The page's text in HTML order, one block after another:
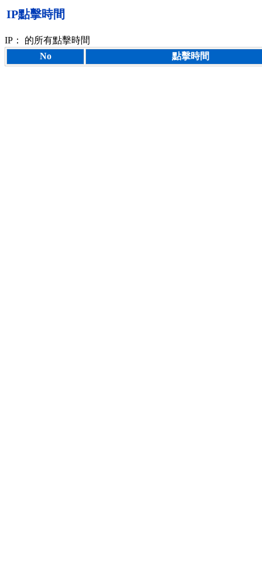
IP點擊時間
IP：
的所有點擊時間
No
點擊時間